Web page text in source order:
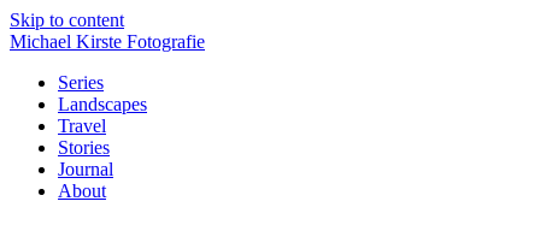
Skip to content
Michael Kirste Fotografie
Series
Landscapes
Travel
Stories
Journal
About